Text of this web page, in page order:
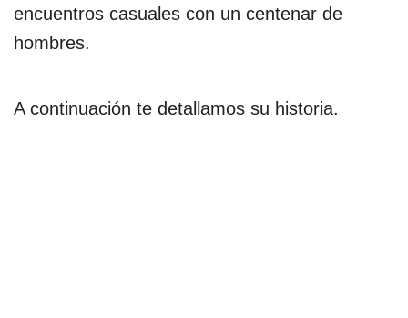
encuentros casuales con un centenar de
hombres.
A continuación te detallamos su historia.